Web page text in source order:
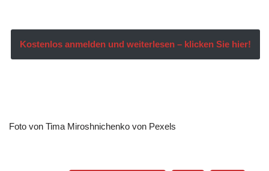
Kostenlos anmelden und weiterlesen – klicken Sie hier!
Foto von Tima Miroshnichenko von Pexels